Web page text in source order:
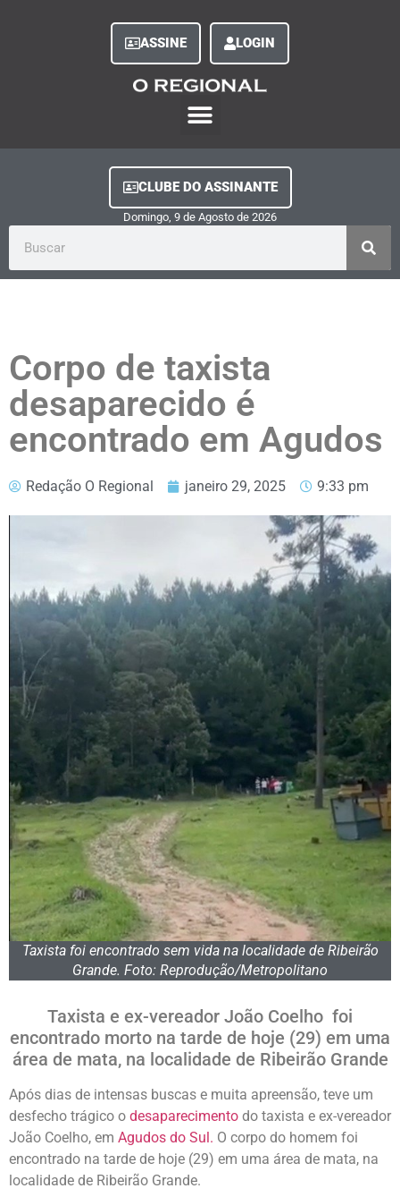
ASSINE LOGIN
CLUBE DO ASSINANTE
Domingo, 9 de Agosto de 2026
Corpo de taxista
desaparecido é
encontrado em Agudos
Redação O Regional janeiro 29, 2025 9:33 pm
Taxista foi encontrado sem vida na localidade de Ribeirão
Grande. Foto: Reprodução/Metropolitano
Taxista e ex-vereador João Coelho foi
encontrado morto na tarde de hoje (29) em uma
área de mata, na localidade de Ribeirão Grande
Após dias de intensas buscas e muita apreensão, teve um
desfecho trágico o desaparecimento do taxista e ex-vereador
João Coelho, em Agudos do Sul. O corpo do homem foi
encontrado na tarde de hoje (29) em uma área de mata, na
localidade de Ribeirão Grande.